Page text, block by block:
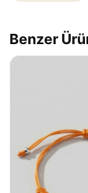
Benzer